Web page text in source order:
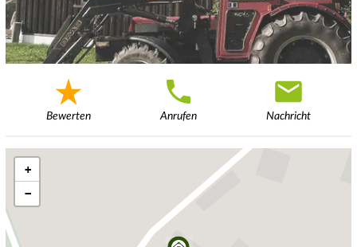
Bewerten Anrufen Nachricht
+
−